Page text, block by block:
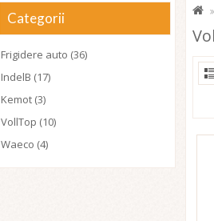
Categorii
Frigidere auto (36)
IndelB (17)
Kemot (3)
VollTop (10)
Waeco (4)